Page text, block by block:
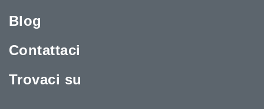
Blog
Contattaci
Trovaci su